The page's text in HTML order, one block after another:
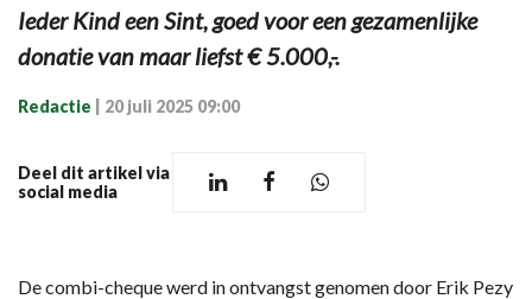
Ieder Kind een Sint, goed voor een gezamenlijke
donatie van maar liefst € 5.000,-.
Redactie 20 juli 2025 09:00
Deel dit artikel via
social media
De combi-cheque werd in ontvangst genomen door Erik Pezy